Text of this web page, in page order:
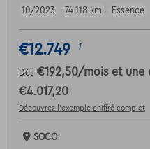
10/2023
74.118 km Essence
€12.749 1
Dès €192,50/mois et une
€4.017,20
Découvrez l’exemple chiffré complet
SOCO